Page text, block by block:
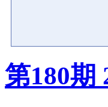
第180期